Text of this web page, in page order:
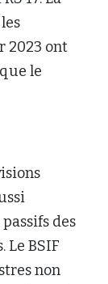
2023 ont
le
passifs des
Le BSIF
non